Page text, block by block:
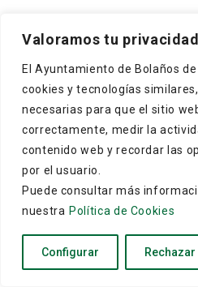
Valoramos tu privacidad
El Ayuntamiento de Bolaños
cookies y tecnologías
necesarias para que el sitio
correctamente, medir la
contenido web y recordar las
por el usuario.
Puede consultar más
nuestra Política de Cookies
Configurar Rechazar
Pergamino de 1429
Frey Gonzalo Núñez de
Bolaños que puedan hacer